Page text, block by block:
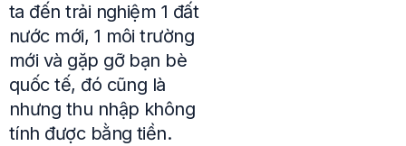
ta đến trải nghiệm 1 đất
nước mới, 1 môi trường
mới và gặp gỡ bạn bè
quốc tế, đó cũng là
nhưng thu nhập không
tính được bằng tiền.